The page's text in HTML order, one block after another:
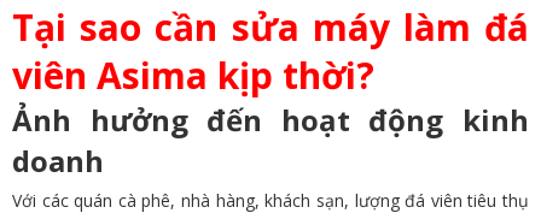
Tại sao cần sửa máy làm đá
viên Asima kịp thời?
Ảnh hưởng đến hoạt động kinh
doanh
Với các quán cà phê, nhà hàng, khách sạn, lượng đá viên tiêu thụ